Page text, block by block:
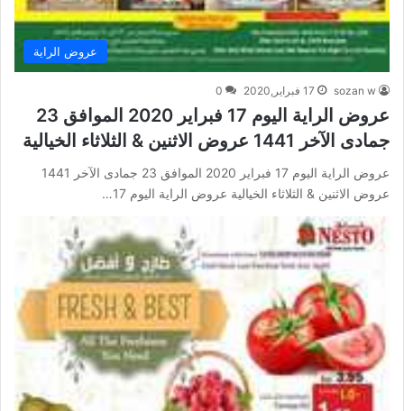
عروض الراية
sozan w 17 فبراير,2020 0
عروض الراية اليوم 17 فبراير 2020 الموافق 23
جمادى الآخر 1441 عروض الاثنين & الثلاثاء الخيالية
عروض الراية اليوم 17 فبراير 2020 الموافق 23 جمادى الآخر 1441
عروض الاثنين & الثلاثاء الخيالية عروض الراية اليوم 17…